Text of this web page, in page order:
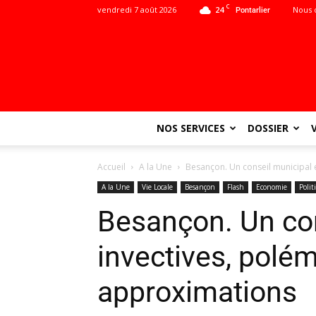
24 C Pontarlier
vendredi 7 août 2026 Nous
NOS SERVICES DOSSIER
Accueil A la Une Besançon. Un conseil
A la Une Vie Locale Besançon Flash Economie
Besançon. Un
invectives,
approximations